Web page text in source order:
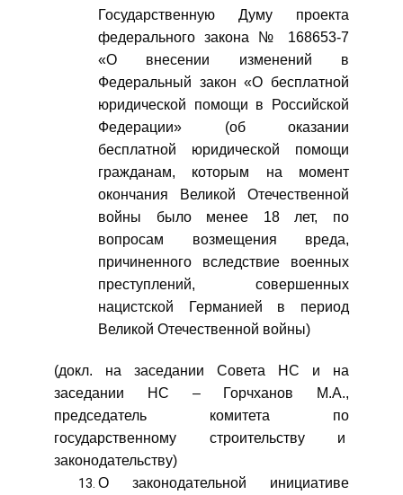
Государственную Думу проекта
федерального закона № 168653-7
«О внесении изменений в
Федеральный закон «О бесплатной
юридической помощи в Российской
Федерации» (об оказании
бесплатной юридической помощи
гражданам, которым на момент
окончания Великой Отечественной
войны было менее 18 лет, по
вопросам возмещения вреда,
причиненного вследствие военных
преступлений, совершенных
нацистской Германией в период
Великой Отечественной войны)
(докл. на заседании Совета НС и на
заседании НС – Горчханов М.А.,
председатель комитета по
государственному строительству и
законодательству)
О законодательной инициативе